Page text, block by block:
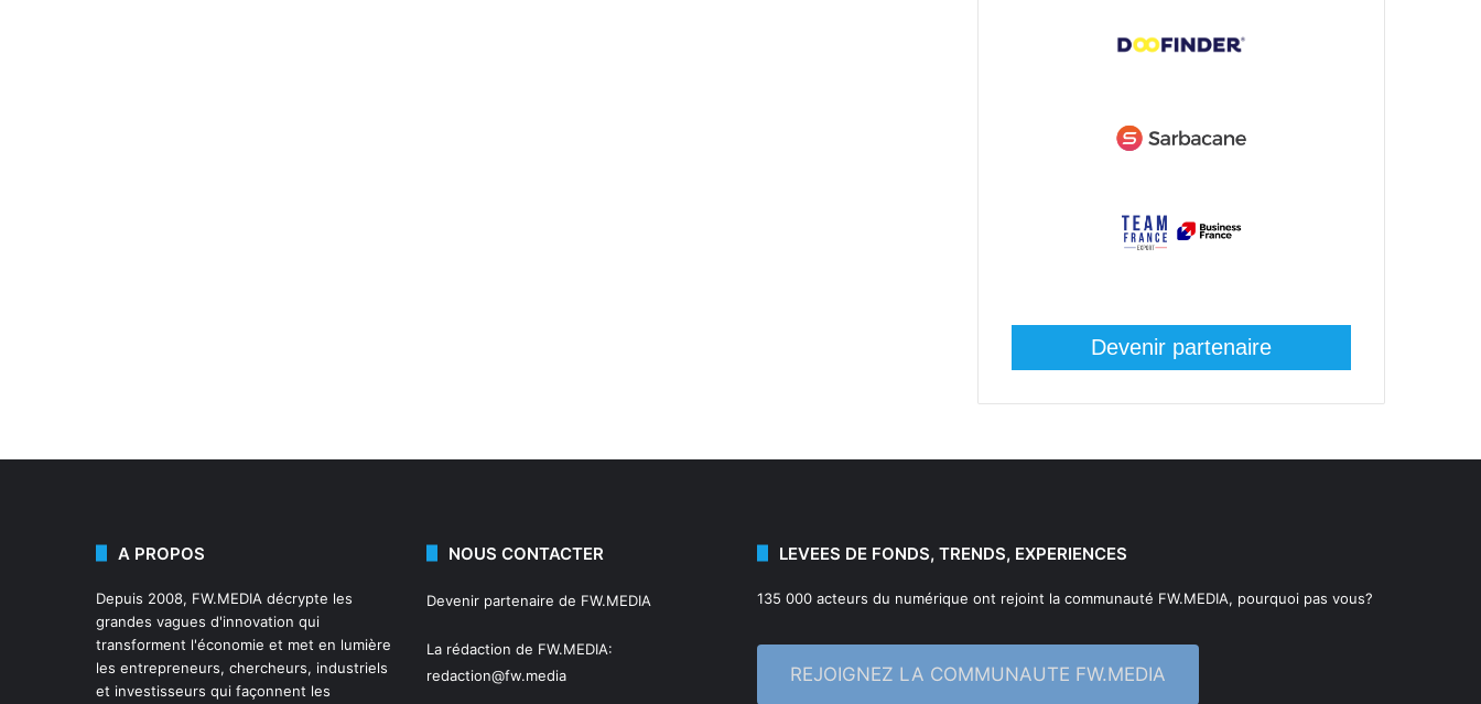
Devenir partenaire
A PROPOS
Depuis 2008, FW.MEDIA décrypte les
grandes vagues d'innovation qui
transforment l'économie et met en lumière
les entrepreneurs, chercheurs, industriels
et investisseurs qui façonnent les
NOUS CONTACTER
Devenir partenaire de FW.MEDIA
La rédaction de FW.MEDIA:
redaction@fw.media
LEVEES DE FONDS, TRENDS, EXPERIENCES
135 000 acteurs du numérique ont rejoint la communauté FW.MEDIA, pourquoi pas vous?
REJOIGNEZ LA COMMUNAUTE FW.MEDIA